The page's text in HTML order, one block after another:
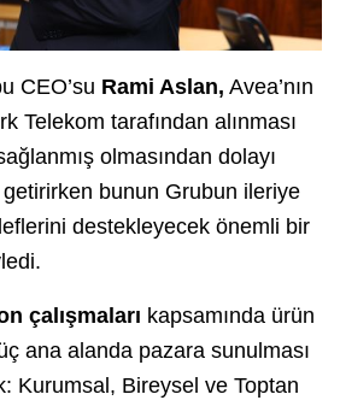
CEO’su Rami Aslan, Avea’nın
Telekom tarafından alınması
olmasından dolayı
bunun Grubun ileriye
destekleyecek önemli bir
çalışmaları kapsamında ürün
ana alanda pazara sunulması
Kurumsal, Bireysel ve Toptan